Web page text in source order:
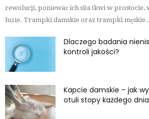
rewolucji, ponieważ ich siła tkwi w prostocie,
luzie. Trampki damskie oraz trampki
Dlaczego badania
kontroli jakości?
Kapcie damskie – jak
otuli stopy każdego dnia